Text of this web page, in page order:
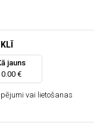
jauns
0.00 €
vai lietošanas